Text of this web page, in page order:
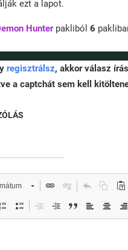
ezt a lapot.
Hunterpakliból 6
regisztrálsz, akkor válasz
a captchát sem kell